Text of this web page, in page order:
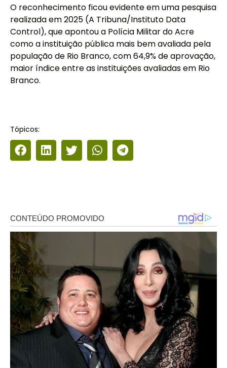
O reconhecimento ficou evidente em uma pesquisa
realizada em 2025 (A Tribuna/Instituto Data
Control), que apontou a Polícia Militar do Acre
como a instituição pública mais bem avaliada pela
população de Rio Branco, com 64,9% de aprovação,
maior índice entre as instituições avaliadas em Rio
Branco.
Tópicos: